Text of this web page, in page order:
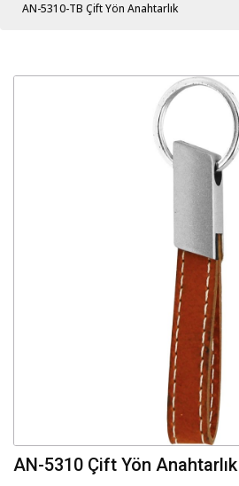
AN-5310-TB Çift Yön Anahtarlık
AN-5310 Çift Yön Anahtarlık